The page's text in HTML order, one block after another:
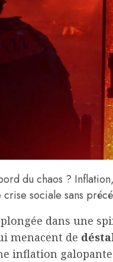
du chaos ?
crise sociale sans
dans une
menacent de
inflation